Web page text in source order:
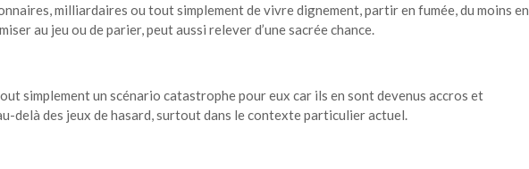
milliardaires ou tout simplement de vivre dignement, partir en fumée, du moins en
au jeu ou de parier, peut aussi relever d’une sacrée chance.
simplement un scénario catastrophe pour eux car ils en sont devenus accros et
delà des jeux de hasard, surtout dans le contexte particulier actuel.